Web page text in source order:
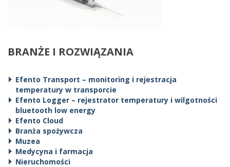
BRANŻE I ROZWIĄZANIA
Efento Transport – monitoring i rejestracja
temperatury w transporcie
Efento Logger – rejestrator temperatury i wilgotności
bluetooth low energy
Efento Cloud
Branża spożywcza
Muzea
Medycyna i farmacja
Nieruchomości